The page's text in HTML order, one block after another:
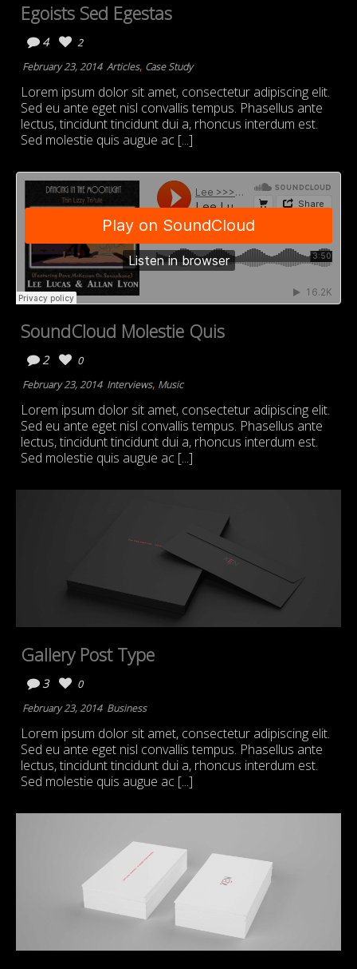
Egoists Sed Egestas
4
2
February 23, 2014 Articles, Case Study
Lorem ipsum dolor sit amet, consectetur adipiscing elit.
Sed eu ante eget nisl convallis tempus. Phasellus ante
lectus, tincidunt tincidunt dui a, rhoncus interdum est.
Sed molestie quis augue ac [...]
SoundCloud Molestie Quis
2
0
February 23, 2014 Interviews, Music
Lorem ipsum dolor sit amet, consectetur adipiscing elit.
Sed eu ante eget nisl convallis tempus. Phasellus ante
lectus, tincidunt tincidunt dui a, rhoncus interdum est.
Sed molestie quis augue ac [...]
Gallery Post Type
3
0
February 23, 2014 Business
Lorem ipsum dolor sit amet, consectetur adipiscing elit.
Sed eu ante eget nisl convallis tempus. Phasellus ante
lectus, tincidunt tincidunt dui a, rhoncus interdum est.
Sed molestie quis augue ac [...]